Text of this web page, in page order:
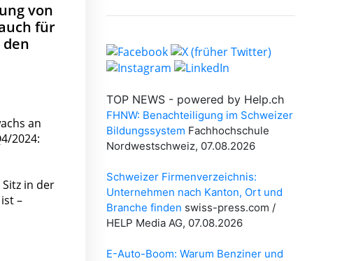
von
für
an
2024:
in der
–